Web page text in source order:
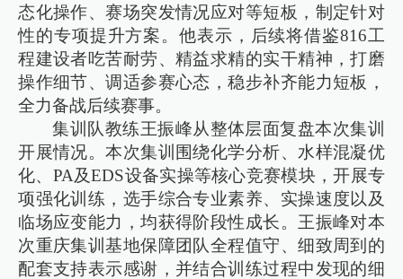
态化操作、赛场突发情况应对等短板，制定针对
性的专项提升方案。他表示，后续将借鉴816工
程建设者吃苦耐劳、精益求精的实干精神，打磨
操作细节、调适参赛心态，稳步补齐能力短板，
全力备战后续赛事。
集训队教练王振峰从整体层面复盘本次集训
开展情况。本次集训围绕化学分析、水样混凝优
化、PA及EDS设备实操等核心竞赛模块，开展专
项强化训练，选手综合专业素养、实操速度以及
临场应变能力，均获得阶段性成长。王振峰对本
次重庆集训基地保障团队全程值守、细致周到的
配套支持表示感谢，并结合训练过程中发现的细